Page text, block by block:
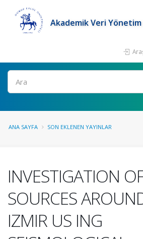
Akademik Veri
Ara
ANA SAYFA SON EKLENEN YAYINLAR
INVESTIGATION
SOURCES
IZMIR US ING